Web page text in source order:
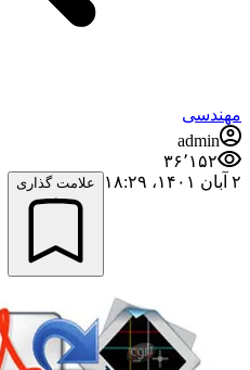
admin
۳۶٬۱۵۲
علامت گذاری